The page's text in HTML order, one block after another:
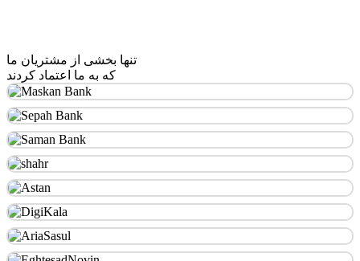
تنها بخشی از مشتریان ما
که به ما اعتماد کردند